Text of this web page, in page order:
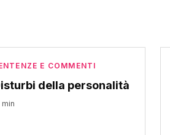
E COMMENTI
della personalità
min